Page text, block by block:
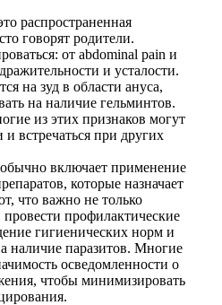
распространенная
говорят родители.
от abdominal pain и
и усталости.
на зуд в области ануса,
на наличие гельминтов.
из этих признаков могут
встречаться при других
включает применение
которые назначает
что важно не только
профилактические
гигиенических норм и
наличие паразитов. Многие
осведомленности о
чтобы минимизировать